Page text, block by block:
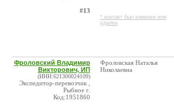
#13
* контакт был изменен или
удален
Фроловский Владимир
Викторович, ИП
(ИНН:621300024109)
Экспедитор-перевозчик ,
Рыбное г.
Код:1951860
Фроловская Наталья
Николаевна